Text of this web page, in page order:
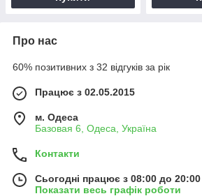
Про нас
60% позитивних з 32 відгуків за рік
Працює з 02.05.2015
м. Одеса
Базовая 6, Одеса, Україна
Контакти
Сьогодні працює з 08:00 до 20:00
Показати весь графік роботи